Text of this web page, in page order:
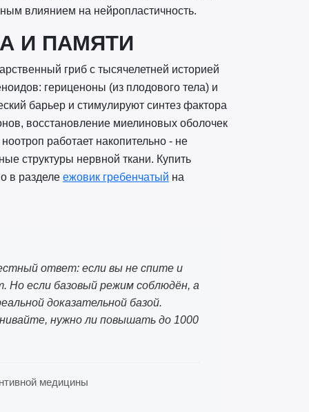
влиянием на нейропластичность.
И ПАМЯТИ
гриб с тысячелетней историей
гериценоны (из плодового тела) и
барьер и стимулируют синтез фактора
восстановление миелиновых оболочек
работает накопительно - не
структуры нервной ткани. Купить
в разделе ежовик гребенчатый на
ответ: если вы не спите и
если базовый режим соблюдён, а
доказательной базой.
нужно ли повышать до 1000
медицины